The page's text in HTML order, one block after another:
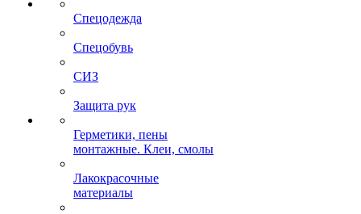
Спецодежда
Спецобувь
СИЗ
Защита рук
Герметики, пены
монтажные. Клеи, смолы
Лакокрасочные
материалы